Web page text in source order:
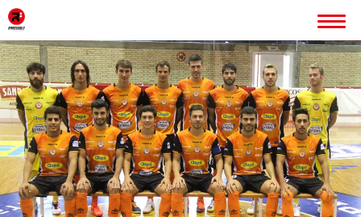
INICIO
ERREDOBLE
SERVICIOS
IMAGEN CORPORATIVA
PÁGINAS WEB
ROTULACIÓN